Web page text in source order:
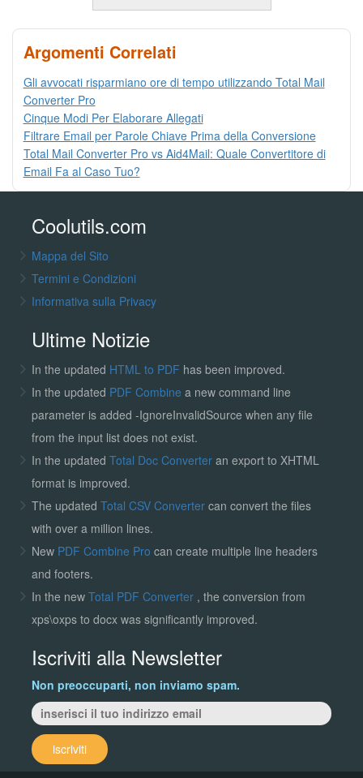
Argomenti Correlati
Gli avvocati risparmiano ore di tempo utilizzando Total Mail
Converter Pro
Cinque Modi Per Elaborare Allegati
Filtrare Email per Parole Chiave Prima della Conversione
Total Mail Converter Pro vs Aid4Mail: Quale Convertitore di
Email Fa al Caso Tuo?
Coolutils.com
Mappa del Sito
Termini e Condizioni
Informativa sulla Privacy
Ultime Notizie
In the updated HTML to PDF has been improved.
In the updated PDF Combine a new command line
parameter is added -IgnoreInvalidSource when any file
from the input list does not exist.
In the updated Total Doc Converter an export to XHTML
format is improved.
The updated Total CSV Convertercan convert the files
with over a million lines.
New PDF Combine Pro can create multiple line headers
and footers.
In the new Total PDF Converter , the conversion from
xps\oxps to docx was significantly improved.
Iscriviti alla Newsletter
Non preoccuparti, non inviamo spam.
iscriviti